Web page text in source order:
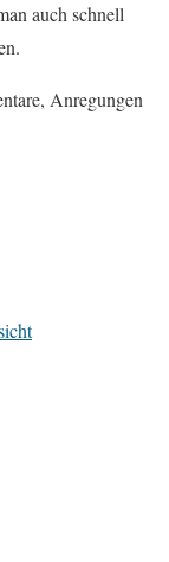
auch schnell
Anregungen